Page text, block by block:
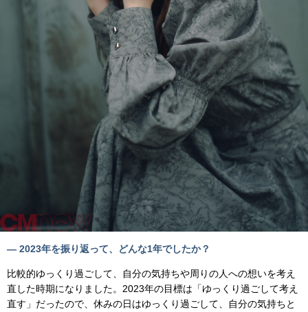
— 2023年を振り返って、どんな1年でしたか？
比較的ゆっくり過ごして、自分の気持ちや周りの人への想いを考え
直した時期になりました。2023年の目標は「ゆっくり過ごして考え
直す」だったので、休みの日はゆっくり過ごして、自分の気持ちと